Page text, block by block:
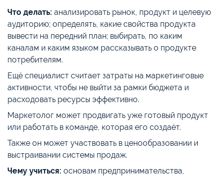
Что делать: анализировать рынок, продукт и целевую
аудиторию; определять, какие свойства продукта
вывести на передний план; выбирать, по каким
каналам и каким языком рассказывать о продукте
потребителям.
Ещё специалист считает затраты на маркетинговые
активности, чтобы не выйти за рамки бюджета и
расходовать ресурсы эффективно.
Маркетолог может продвигать уже готовый продукт
или работать в команде, которая его создаёт.
Также он может участвовать в ценообразовании и
выстраивании системы продаж.
Чему учиться: основам предпринимательства,